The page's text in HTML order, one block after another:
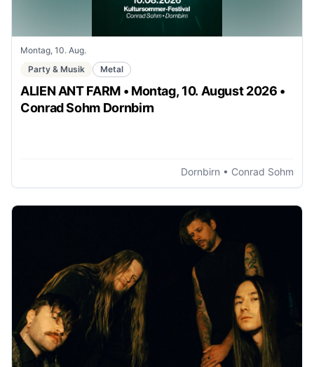
Montag, 10. Aug.
Party & Musik
Metal
ALIEN ANT FARM • Montag, 10. August 2026 •
Conrad Sohm Dornbirn
Dornbirn • Conrad Sohm